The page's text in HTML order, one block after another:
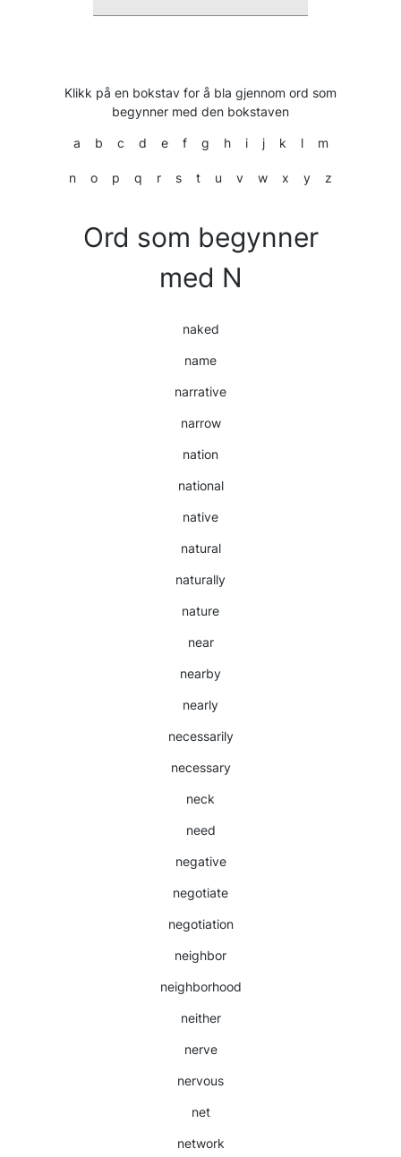
Klikk på en bokstav for å bla gjennom ord som
begynner med den bokstaven
a b c d e f g h i j k l m
n o p q r s t u v w x y z
Ord som begynner
med N
naked
name
narrative
narrow
nation
national
native
natural
naturally
nature
near
nearby
nearly
necessarily
necessary
neck
need
negative
negotiate
negotiation
neighbor
neighborhood
neither
nerve
nervous
net
network